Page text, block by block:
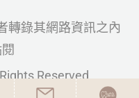
轉錄其網路資訊之內
Reserved.